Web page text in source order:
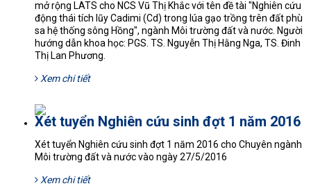
mở rộng LATS cho NCS Vũ Thị Khắc với tên đề tài "Nghiên cứu
động thái tích lũy Cadimi (Cd) trong lúa gạo trồng trên đất phù
sa hệ thống sông Hồng", ngành Môi trường đất và nước. Người
hướng dẫn khoa học: PGS. TS. Nguyễn Thị Hằng Nga, TS. Đinh
Thị Lan Phương.
Xem chi tiết
Xét tuyển Nghiên cứu sinh đợt 1 năm 2016
Xét tuyển Nghiên cứu sinh đợt 1 năm 2016 cho Chuyên ngành
Môi trường đất và nước vào ngày 27/5/2016
Xem chi tiết